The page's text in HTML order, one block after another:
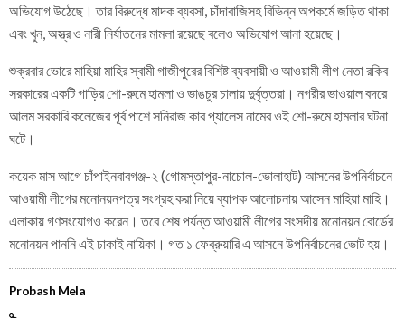
অভিযোগ উঠেছে। তার বিরুদ্ধে মাদক ব্যবসা, চাঁদাবাজিসহ বিভিন্ন অপকর্মে জড়িত থাকা
এবং খুন, অস্ত্র ও নারী নির্যাতনের মামলা রয়েছে বলেও অভিযোগ আনা হয়েছে।
শুক্রবার ভোরে মাহিয়া মাহির স্বামী গাজীপুরের বিশিষ্ট ব্যবসায়ী ও আওয়ামী লীগ নেতা রকিব
সরকারের একটি গাড়ির শো-রুমে হামলা ও ভাঙচুর চালায় দুর্বৃত্তরা। নগরীর ভাওয়াল বদরে
আলম সরকারি কলেজের পূর্ব পাশে সনিরাজ কার প্যালেস নামের ওই শো-রুমে হামলার ঘটনা
ঘটে।
কয়েক মাস আগে চাঁপাইনবাবগঞ্জ-২ (গোমস্তাপুর-নাচোল-ভোলাহাট) আসনের উপনির্বাচনে
আওয়ামী লীগের মনোনয়নপত্র সংগ্রহ করা নিয়ে ব্যাপক আলোচনায় আসেন মাহিয়া মাহি।
এলাকায় গণসংযোগও করেন। তবে শেষ পর্যন্ত আওয়ামী লীগের সংসদীয় মনোনয়ন বোর্ডের
মনোনয়ন পাননি এই ঢাকাই নায়িকা। গত ১ ফেব্রুয়ারি এ আসনে উপনির্বাচনের ভোট হয়।
Probash Mela